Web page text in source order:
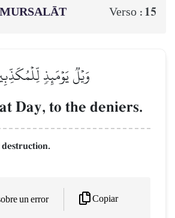
Verso : 15
وَيۡلٞ يَوۡمَئِذٖ
Day, to the deniers.
un error Copiar